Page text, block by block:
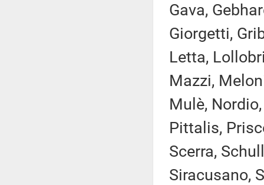
Gava,
Giorgetti,
Letta,
Mazzi,
Mulè,
Pittalis,
Scerra,
Siracusano,